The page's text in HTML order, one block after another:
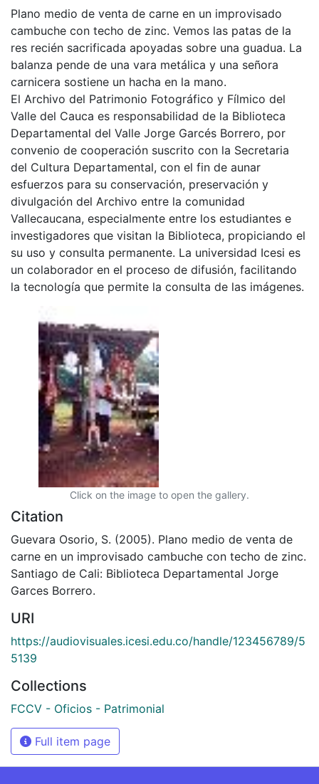
Plano medio de venta de carne en un improvisado
cambuche con techo de zinc. Vemos las patas de la
res recién sacrificada apoyadas sobre una guadua. La
balanza pende de una vara metálica y una señora
carnicera sostiene un hacha en la mano.
El Archivo del Patrimonio Fotográfico y Fílmico del
Valle del Cauca es responsabilidad de la Biblioteca
Departamental del Valle Jorge Garcés Borrero, por
convenio de cooperación suscrito con la Secretaria
del Cultura Departamental, con el fin de aunar
esfuerzos para su conservación, preservación y
divulgación del Archivo entre la comunidad
Vallecaucana, especialmente entre los estudiantes e
investigadores que visitan la Biblioteca, propiciando el
su uso y consulta permanente. La universidad Icesi es
un colaborador en el proceso de difusión, facilitando
la tecnología que permite la consulta de las imágenes.
Click on the image to open the gallery.
Citation
Guevara Osorio, S. (2005). Plano medio de venta de
carne en un improvisado cambuche con techo de zinc.
Santiago de Cali: Biblioteca Departamental Jorge
Garces Borrero.
URI
https://audiovisuales.icesi.edu.co/handle/123456789/5
5139
Collections
FCCV - Oficios - Patrimonial
Full item page